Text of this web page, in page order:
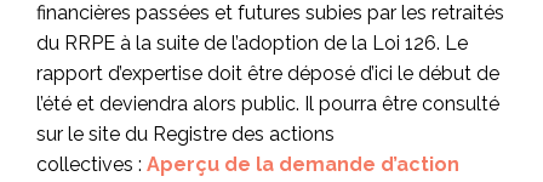
financières passées et futures subies par les retraités
du RRPE à la suite de l’adoption de la Loi 126. Le
rapport d’expertise doit être déposé d’ici le début de
l’été et deviendra alors public. Il pourra être consulté
sur le site du Registre des actions
collectives : Aperçu de la demande d’action